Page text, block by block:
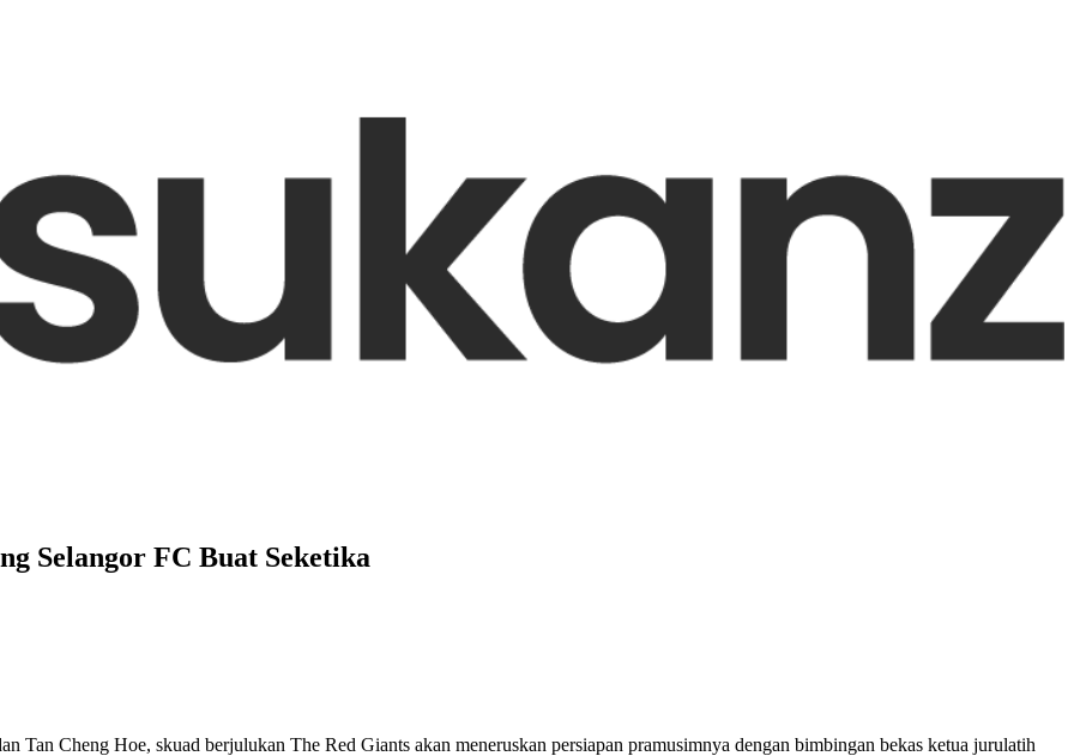
Selangor FC Buat Seketika
Tan Cheng Hoe, skuad berjulukan The Red Giants akan meneruskan persiapan pramusimnya dengan bimbingan bekas ketua jurulatih